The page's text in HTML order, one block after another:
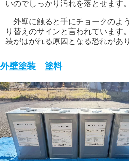
いのでしっかり汚れを落とせます。
外壁に触ると手にチョークのよ
り替えのサインと言われています
装がはがれる原因となる恐れがあ
外壁塗装 塗料